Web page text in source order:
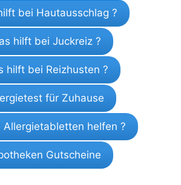
bei Hautausschlag ?
hilft bei Juckreiz ?
hilft bei Reizhusten ?
für Zuhause
Allergietabletten helfen ?
Gutscheine